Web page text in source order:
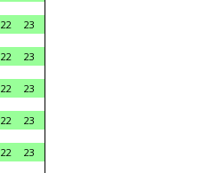
22
23
22
23
22
23
22
23
22
23